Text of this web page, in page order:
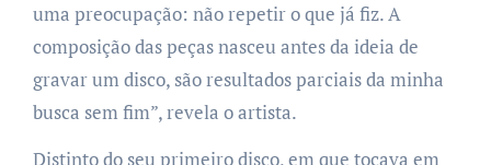
uma preocupação: não repetir o que já fiz. A
composição das peças nasceu antes da ideia de
gravar um disco, são resultados parciais da minha
busca sem fim”, revela o artista.
Distinto do seu primeiro disco, em que tocava em